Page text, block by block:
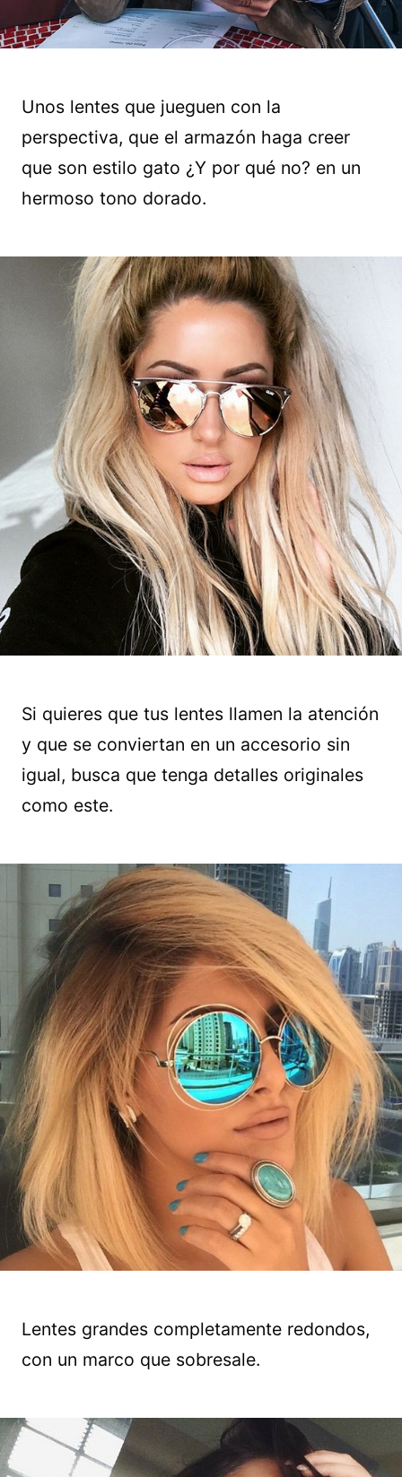
Unos lentes que jueguen con la
perspectiva, que el armazón haga creer
que son estilo gato ¿Y por qué no? en un
hermoso tono dorado.
Si quieres que tus lentes llamen la atención
y que se conviertan en un accesorio sin
igual, busca que tenga detalles originales
como este.
Lentes grandes completamente redondos,
con un marco que sobresale.